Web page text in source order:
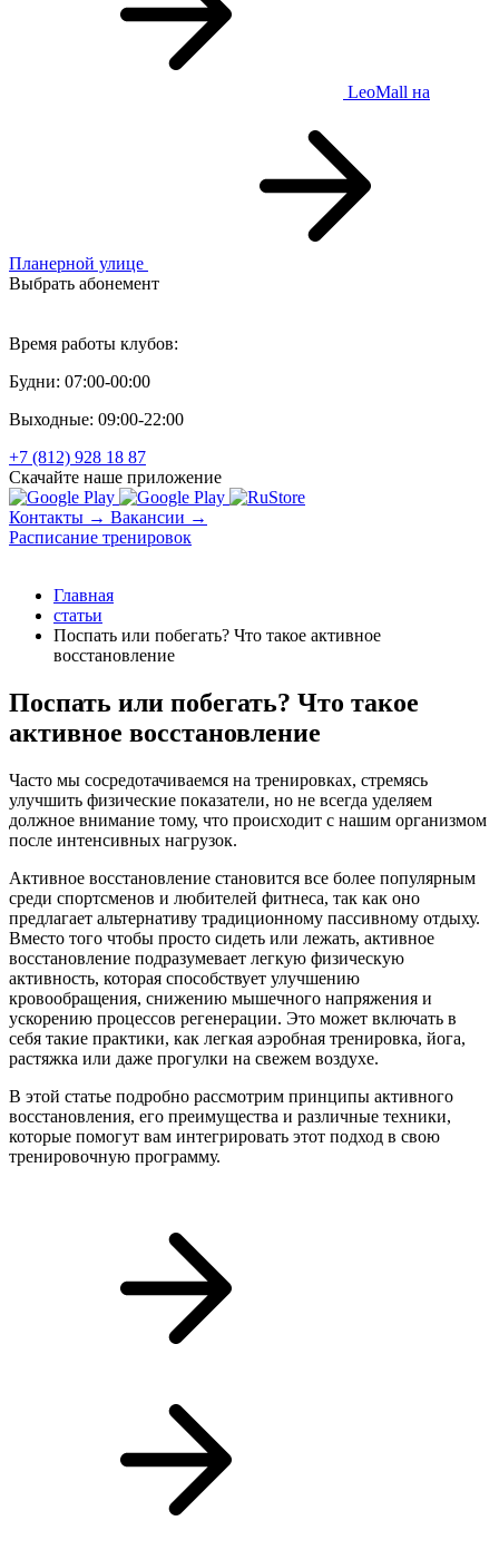
LeoMall на
Планерной улице
Выбрать абонемент
Время работы клубов:
Будни: 07:00-00:00
Выходные: 09:00-22:00
+7 (812) 928 18 87
Скачайте наше приложение
Контакты → Вакансии →
Расписание тренировок
Главная
статьи
Поспать или побегать? Что такое активное
восстановление
Поспать или побегать? Что такое
активное восстановление
Часто мы сосредотачиваемся на тренировках, стремясь
улучшить физические показатели, но не всегда уделяем
должное внимание тому, что происходит с нашим организмом
после интенсивных нагрузок.
Активное восстановление становится все более популярным
среди спортсменов и любителей фитнеса, так как оно
предлагает альтернативу традиционному пассивному отдыху.
Вместо того чтобы просто сидеть или лежать, активное
восстановление подразумевает легкую физическую
активность, которая способствует улучшению
кровообращения, снижению мышечного напряжения и
ускорению процессов регенерации. Это может включать в
себя такие практики, как легкая аэробная тренировка, йога,
растяжка или даже прогулки на свежем воздухе.
В этой статье подробно рассмотрим принципы активного
восстановления, его преимущества и различные техники,
которые помогут вам интегрировать этот подход в свою
тренировочную программу.